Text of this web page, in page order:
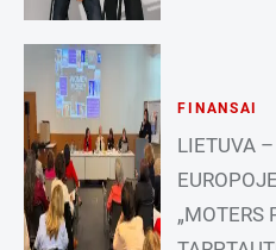
FINANSAI
LIETUVA
„MOTERS